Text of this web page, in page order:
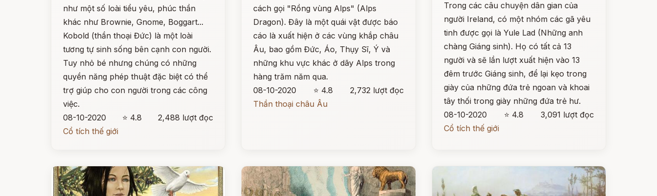
như một số loài tiểu yêu, phúc thần
khác như Brownie, Gnome, Boggart...
Kobold (thần thoại Đức) là một loài
tương tự sinh sống bên cạnh con người.
Tuy nhỏ bé nhưng chúng có những
quyền năng phép thuật đặc biệt có thể
trợ giúp cho con người trong các công
việc.
08-10-2020
⭐ 4.8
2,488 lượt đọc
Cổ tích thế giới
cách gọi "Rồng vùng Alps" (Alps
Dragon). Đây là một quái vật được báo
cáo là xuất hiện ở các vùng khắp châu
Âu, bao gồm Đức, Áo, Thụy Sĩ, Ý và
những khu vực khác ở dãy Alps trong
hàng trăm năm qua.
08-10-2020
⭐ 4.8
2,732 lượt đọc
Thần thoại châu Âu
Trong các câu chuyện dân gian của
người Ireland, có một nhóm các gã yêu
tinh được gọi là Yule Lad (Những anh
chàng Giáng sinh). Họ có tất cả 13
người và sẽ lần lượt xuất hiện vào 13
đêm trước Giáng sinh, để lại kẹo trong
giày của những đứa trẻ ngoan và khoai
tây thối trong giày những đứa trẻ hư.
08-10-2020
⭐ 4.8
3,091 lượt đọc
Cổ tích thế giới